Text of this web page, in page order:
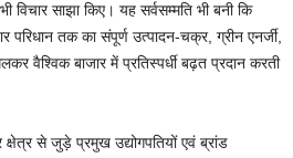
विचार साझा किए। यह सर्वसम्मति भी बनी कि
तक का संपूर्ण उत्पादन-चक्र, ग्रीन एनर्जी,
वैश्विक बाजार में प्रतिस्पर्धी बढ़त प्रदान करती
से जुड़े प्रमुख उद्योगपतियों एवं ब्रांड